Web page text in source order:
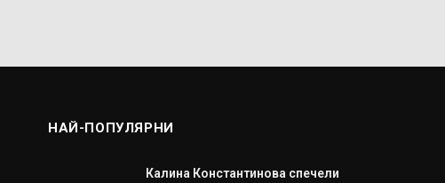
НАЙ-ПОПУЛЯРНИ
Калина Константинова спечели